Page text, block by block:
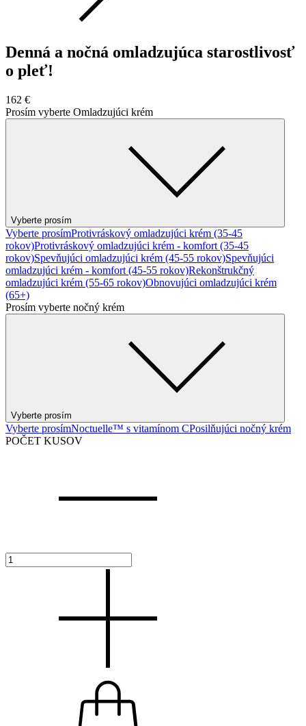
Denná a nočná omladzujúca starostlivosť
o pleť!
162 €
Prosím vyberte Omladzujúci krém
Vyberte prosím
Vyberte prosímProtivráskový omladzujúci krém (35-45
rokov)Protivráskový omladzujúci krém - komfort (35-45
rokov)Spevňujúci omladzujúci krém (45-55 rokov)Spevňujúci
omladzujúci krém - komfort (45-55 rokov)Rekonštrukčný
omladzujúci krém (55-65 rokov)Obnovujúci omladzujúci krém
(65+)
Prosím vyberte nočný krém
Vyberte prosím
Vyberte prosímNoctuelle™ s vitamínom CPosilňujúci nočný krém
POČET KUSOV